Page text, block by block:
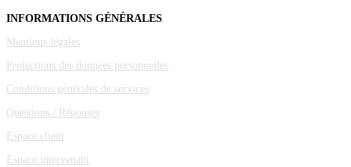
INFORMATIONS GÉNÉRALES
Mentions légales
Protections des données personnelles
Conditions générales de services
Questions / Réponses
Espace client
Espace intervenant